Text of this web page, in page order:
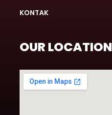
KONTAK
OUR LOCATION